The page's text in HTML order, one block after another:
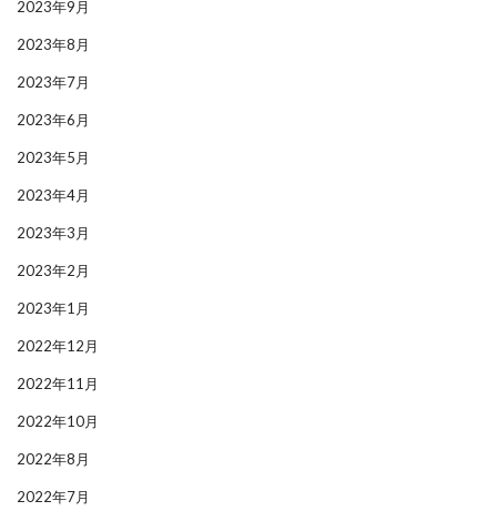
2023年9月
2023年8月
2023年7月
2023年6月
2023年5月
2023年4月
2023年3月
2023年2月
2023年1月
2022年12月
2022年11月
2022年10月
2022年8月
2022年7月